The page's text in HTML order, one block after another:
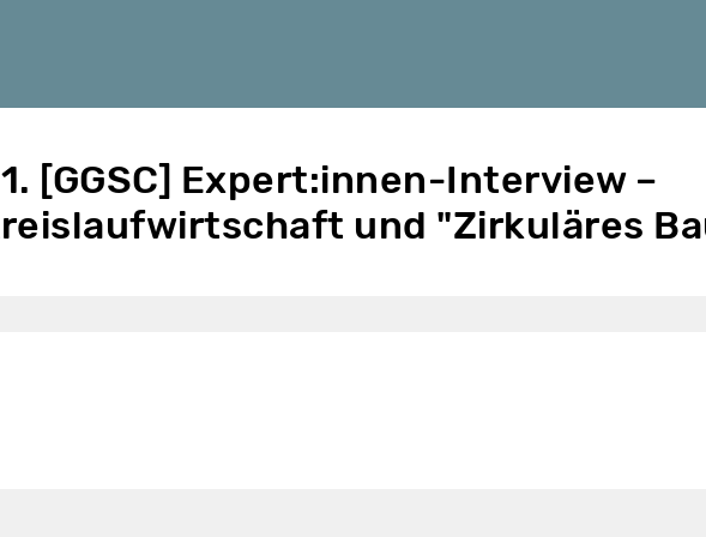
[GGSC] Expert:innen-Interview –
und "Zirkuläres